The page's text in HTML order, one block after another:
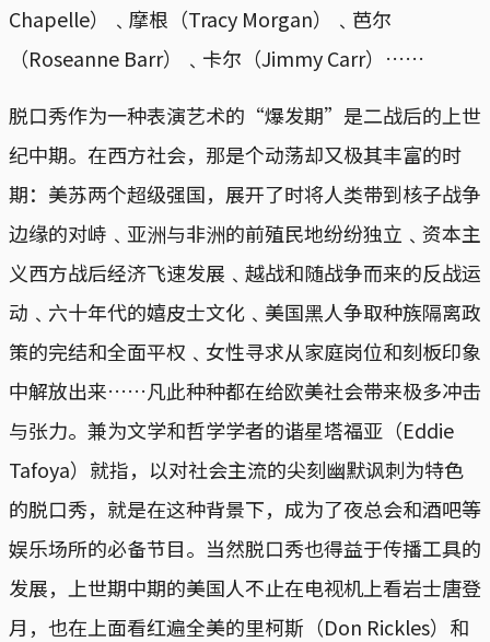
Chapelle）﹑摩根（Tracy Morgan）﹑芭尔
（Roseanne Barr）﹑卡尔（Jimmy Carr）……
脱口秀作为一种表演艺术的“爆发期”是二战后的上世
纪中期。在西方社会，那是个动荡却又极其丰富的时
期：美苏两个超级强国，展开了时将人类带到核子战争
边缘的对峙﹑亚洲与非洲的前殖民地纷纷独立﹑资本主
义西方战后经济飞速发展﹑越战和随战争而来的反战运
动﹑六十年代的嬉皮士文化﹑美国黑人争取种族隔离政
策的完结和全面平权﹑女性寻求从家庭岗位和刻板印象
中解放出来……凡此种种都在给欧美社会带来极多冲击
与张力。兼为文学和哲学学者的谐星塔福亚（Eddie
Tafoya）就指，以对社会主流的尖刻幽默讽刺为特色
的脱口秀，就是在这种背景下，成为了夜总会和酒吧等
娱乐场所的必备节目。当然脱口秀也得益于传播工具的
发展，上世期中期的美国人不止在电视机上看岩士唐登
月，也在上面看红遍全美的里柯斯（Don Rickles）和